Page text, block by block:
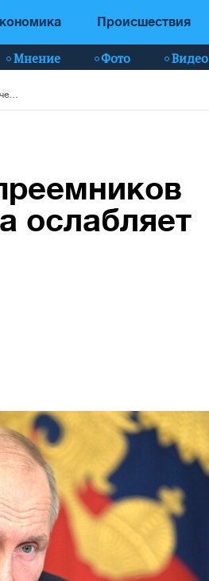
Происшествия
Мнение Фото Видео
ослабляет